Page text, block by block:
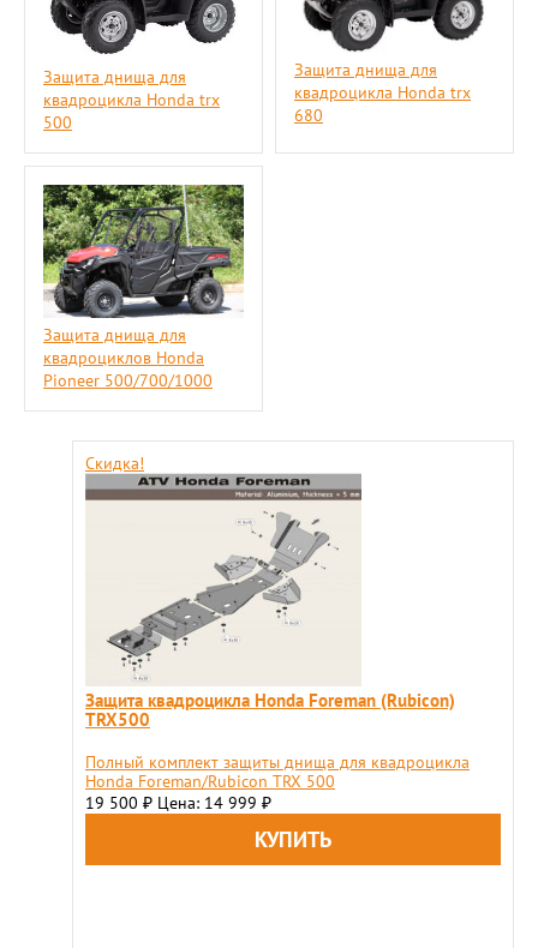
Защита днища для
квадроцикла Honda trx
500
Защита днища для
квадроцикла Honda trx
680
Защита днища для
квадроциклов Honda
Pioneer 500/700/1000
Скидка!
Защита квадроцикла Honda Foreman (Rubicon)
TRX500
Полный комплект защиты днища для квадроцикла
Honda Foreman/Rubicon TRX 500
19 500 ₽ Цена: 14 999 ₽